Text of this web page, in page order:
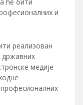
и
реализован
државних
медије